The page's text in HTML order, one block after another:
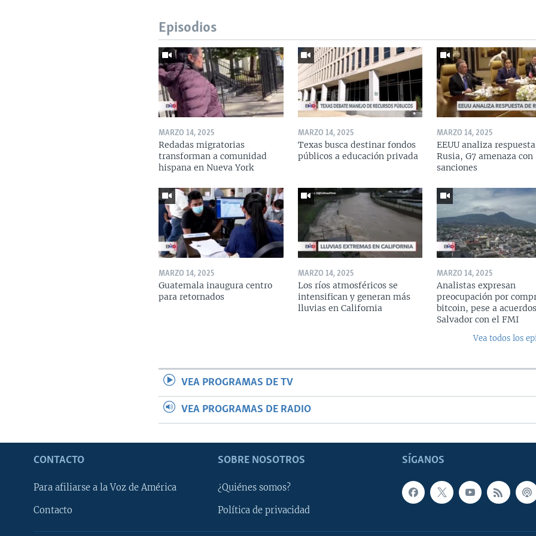
Episodios
MARZO 14, 2025
Redadas migratorias
transforman a comunidad
hispana en Nueva York
MARZO 14, 2025
Texas busca destinar fondos
públicos a educación privada
MARZO 14, 2025
EEUU analiza
Rusia, G7 amenaza con
sanciones
MARZO 14, 2025
Guatemala inaugura centro
para retornados
MARZO 14, 2025
Los ríos atmosféricos se
intensifican y generan más
lluvias en California
MARZO 14, 2025
Analistas expresan
preocupación por
bitcoin, pese a
Salvador con el FMI
Vea todos los
VEA PROGRAMAS DE TV
VEA PROGRAMAS DE RADIO
SÍGANOS
CONTACTO
Para afiliarse a la Voz de América
Contacto
SOBRE NOSOTROS
¿Quiénes somos?
Política de privacidad